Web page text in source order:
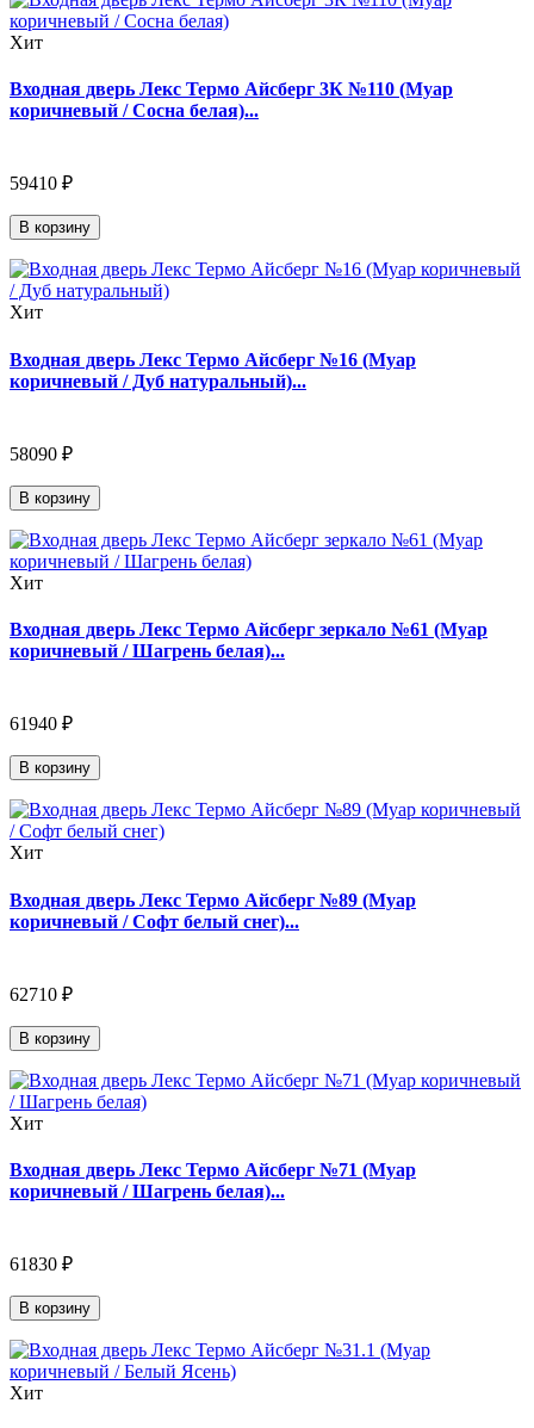
Хит
Входная дверь Лекс Термо Айсберг 3К №110 (Муар
коричневый / Сосна белая)...
59410 ₽
В корзину
Хит
Входная дверь Лекс Термо Айсберг №16 (Муар
коричневый / Дуб натуральный)...
58090 ₽
В корзину
Хит
Входная дверь Лекс Термо Айсберг зеркало №61 (Муар
коричневый / Шагрень белая)...
61940 ₽
В корзину
Хит
Входная дверь Лекс Термо Айсберг №89 (Муар
коричневый / Софт белый снег)...
62710 ₽
В корзину
Хит
Входная дверь Лекс Термо Айсберг №71 (Муар
коричневый / Шагрень белая)...
61830 ₽
В корзину
Хит